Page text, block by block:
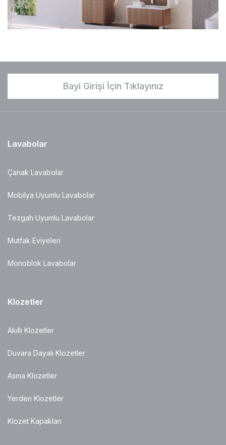
Bayi Girişi İçin Tıklayınız
Lavabolar
Çanak Lavabolar
Mobilya Uyumlu Lavabolar
Tezgah Uyumlu Lavabolar
Mutfak Eviyeleri
Monoblok Lavabolar
Klozetler
Akıllı Klozetler
Duvara Dayalı Klozetler
Asma Klozetler
Yerden Klozetler
Klozet Kapakları